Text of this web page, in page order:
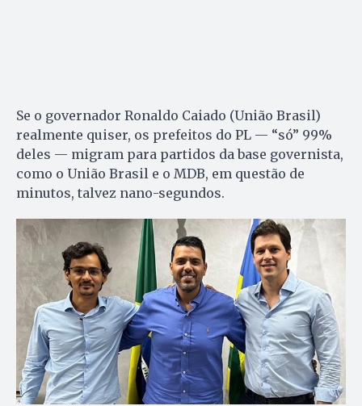
Se o governador Ronaldo Caiado (União Brasil)
realmente quiser, os prefeitos do PL — “só” 99%
deles — migram para partidos da base governista,
como o União Brasil e o MDB, em questão de
minutos, talvez nano-segundos.